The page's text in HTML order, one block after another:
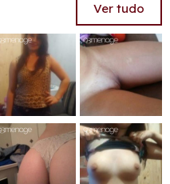
Ver tudo